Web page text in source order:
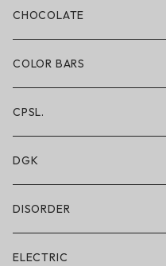
ボクサーブリーフ/ロング丈
ショートパンツ/2 IN 1
レギンス/フルレングス10分丈
水着/スイムウェア
CHOCOLATE
COLOR BARS
CPSL.
DGK
DISORDER
ELECTRIC